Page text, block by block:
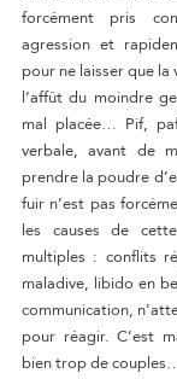
forcément pris
agression et
pour ne laisser que
l’affût du moindre
mal placée… Pif,
verbale, avant de
prendre la poudre
fuir n’est pas
les causes de
multiples : conflits
maladive, libido en
communication,
pour réagir. C’est
bien trop de